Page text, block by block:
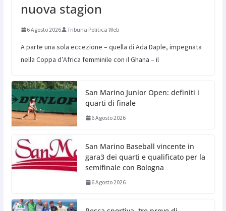
nuova stagion
6 Agosto 2026 Tribuna Politica Web
A parte una sola eccezione – quella di Ada Daple, impegnata
nella Coppa d’Africa femminile con il Ghana – il
San Marino Junior Open: definiti i
quarti di finale
6 Agosto 2026
San Marino Baseball vincente in
gara3 dei quarti e qualificato per la
semifinale con Bologna
6 Agosto 2026